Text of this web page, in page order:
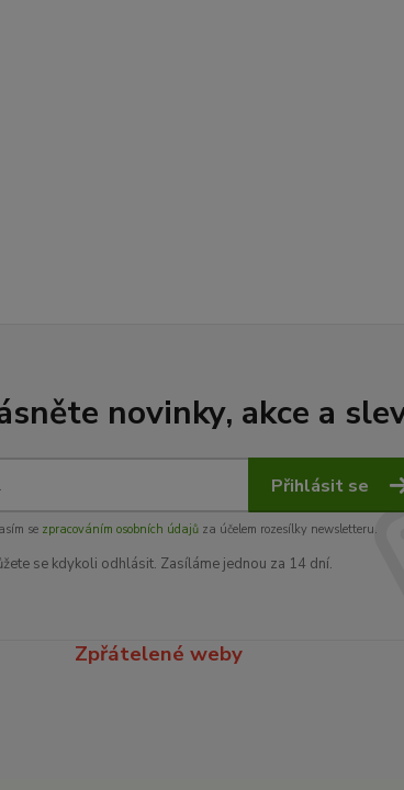
novinky, akce a
Přihlásit se
se zpracováním osobních údajůza účelem rozesílky newsletteru.
se kdykoli odhlásit. Zasíláme jednou za 14 dní.
Zpřátelené weby